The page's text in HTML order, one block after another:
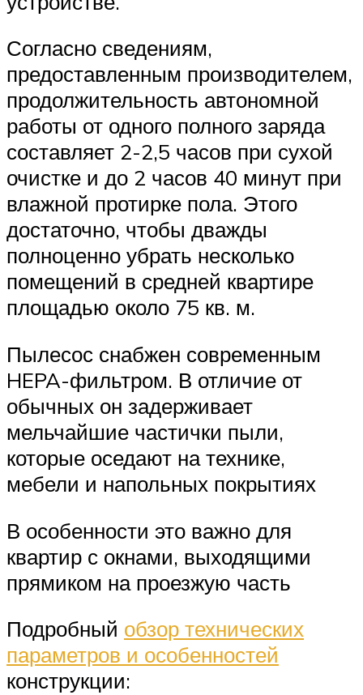
Согласно сведениям,
предоставленным производителем,
продолжительность автономной
работы от одного полного заряда
составляет 2-2,5 часов при сухой
очистке и до 2 часов 40 минут при
влажной протирке пола. Этого
достаточно, чтобы дважды
полноценно убрать несколько
помещений в средней квартире
площадью около 75 кв. м.
Пылесос снабжен современным
HEPA-фильтром. В отличие от
обычных он задерживает
мельчайшие частички пыли,
которые оседают на технике,
мебели и напольных покрытиях
В особенности это важно для
квартир с окнами, выходящими
прямиком на проезжую часть
Подробный обзор технических
параметров и особенностей
конструкции: